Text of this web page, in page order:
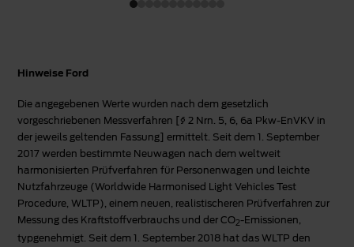
Hinweise Ford
Die angegebenen Werte wurden nach dem gesetzlich
vorgeschriebenen Messverfahren [§ 2 Nrn. 5, 6, 6a Pkw-EnVKV in
der jeweils geltenden Fassung] ermittelt. Seit dem 1. September
2017 werden bestimmte Neuwagen nach dem weltweit
harmonisierten Prüfverfahren für Personenwagen und leichte
Nutzfahrzeuge (Worldwide Harmonised Light Vehicles Test
Procedure, WLTP), einem neuen, realistischeren Prüfverfahren zur
Messung des Kraftstoffverbrauchs und der CO2-Emissionen,
typgenehmigt. Seit dem 1. September 2018 hat das WLTP den